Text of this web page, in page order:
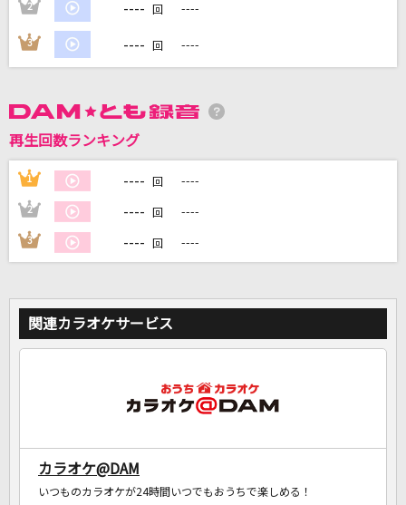
カラオケ最新情報をチェック！
2 ---- 回 ----
3 ---- 回 ----
再生回数ランキング
1 ---- 回 ----
2 ---- 回 ----
3 ---- 回 ----
関連カラオケサービス
カラオケ@DAM
いつものカラオケが24時間いつでもおうちで楽しめる！